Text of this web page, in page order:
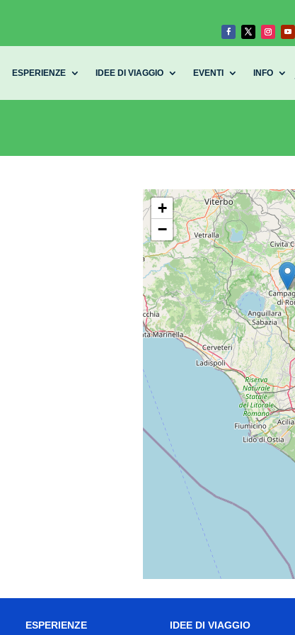
ESPERIENZE IDEE DI VIAGGIO EVENTI INFO
+
−
ESPERIENZE IDEE DI VIAGGIO